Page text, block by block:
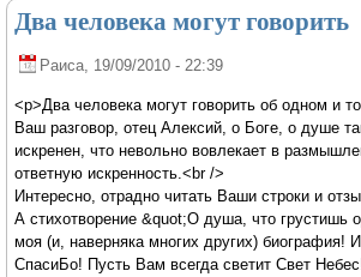
Два человека могут говорить
Раиса, 19/09/2010 - 22:39
<p>Два человека могут говорить об одном и
Ваш разговор, отец Алексий, о Боге, о душе
искренен, что невольно вовлекает в
ответную искренность.<br />
Интересно, отрадно читать Ваши строки и
А стихотворение &quot;О душа, что грустишь
моя (и, наверняка многих других) биография!
СпасиБо! Пусть Вам всегда светит Свет